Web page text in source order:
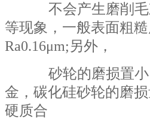
不会产生磨削毛
等现象，一般表面粗
Ra0.16μm;另外，
砂轮的磨损置小
金，碳化硅砂轮的磨
硬质合